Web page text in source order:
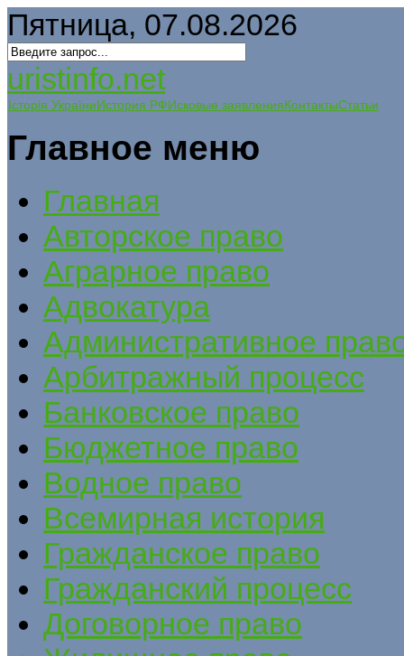
Пятница, 07.08.2026
uristinfo.net
Історія УкраїниИстория РФИсковые заявленияКонтактыСтатьи
Главное меню
Главная
Авторское право
Аграрное право
Адвокатура
Административное
Арбитражный процесс
Банковское право
Бюджетное право
Водное право
Всемирная история
Гражданское право
Гражданский процесс
Договорное право